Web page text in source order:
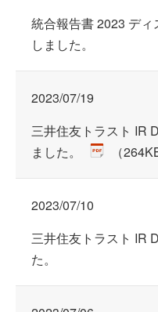
統合報告書 2023 デ
しました。
2023/07/19
三井住友トラスト IR
ました。
（
2023/07/10
三井住友トラスト IR
た。